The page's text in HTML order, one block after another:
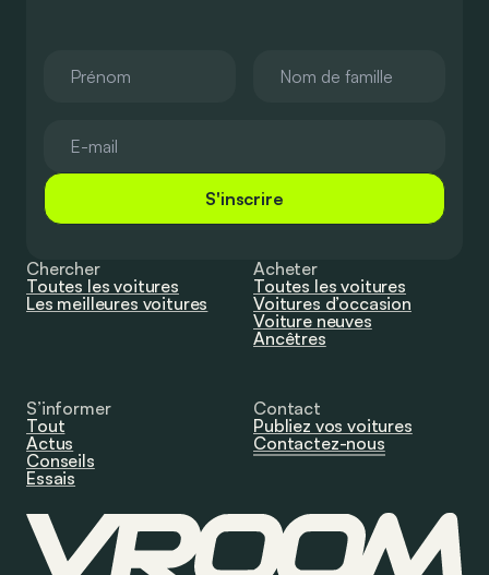
S'inscrire
Chercher
Toutes les voitures
Les meilleures voitures
Acheter
Toutes les voitures
Voitures d’occasion
Voiture neuves
Ancêtres
S’informer
Tout
Actus
Conseils
Essais
Contact
Publiez vos voitures
Contactez-nous